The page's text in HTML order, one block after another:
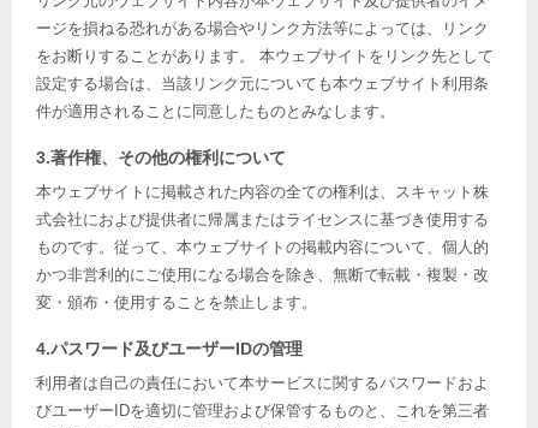
ージを損ねる恐れがある場合やリンク方法等によっては、リンク
をお断りすることがあります。 本ウェブサイトをリンク先として
設定する場合は、当該リンク元についても本ウェブサイト利用条
件が適用されることに同意したものとみなします。
3.著作権、その他の権利について
本ウェブサイトに掲載された内容の全ての権利は、スキャット株
式会社におよび提供者に帰属またはライセンスに基づき使用する
ものです。従って、本ウェブサイトの掲載内容について、個人的
かつ非営利的にご使用になる場合を除き、無断で転載・複製・改
変・頒布・使用することを禁止します。
4.パスワード及びユーザーIDの管理
利用者は自己の責任において本サービスに関するパスワードおよ
びユーザーIDを適切に管理および保管するものと、これを第三者